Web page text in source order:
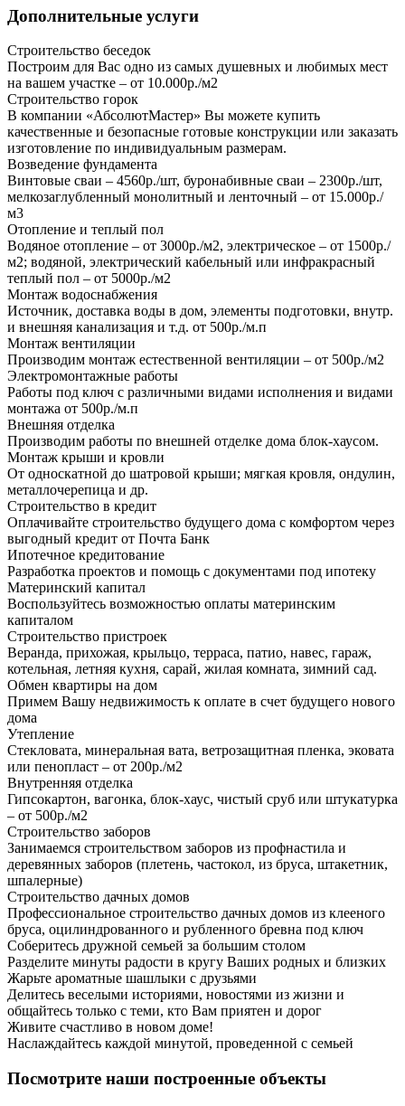
Дополнительные услуги
Строительство беседок
Построим для Вас одно из самых душевных и любимых мест
на вашем участке – от 10.000р./м2
Строительство горок
В компании «АбсолютМастер» Вы можете купить
качественные и безопасные готовые конструкции или заказать
изготовление по индивидуальным размерам.
Возведение фундамента
Винтовые сваи – 4560р./шт, буронабивные сваи – 2300р./шт,
мелкозаглубленный монолитный и ленточный – от 15.000р./
м3
Отопление и теплый пол
Водяное отопление – от 3000р./м2, электрическое – от 1500р./
м2; водяной, электрический кабельный или инфракрасный
теплый пол – от 5000р./м2
Монтаж водоснабжения
Источник, доставка воды в дом, элементы подготовки, внутр.
и внешняя канализация и т.д. от 500р./м.п
Монтаж вентиляции
Производим монтаж естественной вентиляции – от 500р./м2
Электромонтажные работы
Работы под ключ с различными видами исполнения и видами
монтажа от 500р./м.п
Внешняя отделка
Производим работы по внешней отделке дома блок-хаусом.
Монтаж крыши и кровли
От односкатной до шатровой крыши; мягкая кровля, ондулин,
металлочерепица и др.
Строительство в кредит
Оплачивайте строительство будущего дома с комфортом через
выгодный кредит от Почта Банк
Ипотечное кредитование
Разработка проектов и помощь с документами под ипотеку
Материнский капитал
Воспользуйтесь возможностью оплаты материнским
капиталом
Строительство пристроек
Веранда, прихожая, крыльцо, терраса, патио, навес, гараж,
котельная, летняя кухня, сарай, жилая комната, зимний сад.
Обмен квартиры на дом
Примем Вашу недвижимость к оплате в счет будущего нового
дома
Утепление
Стекловата, минеральная вата, ветрозащитная пленка, эковата
или пенопласт – от 200р./м2
Внутренняя отделка
Гипсокартон, вагонка, блок-хаус, чистый сруб или штукатурка
– от 500р./м2
Строительство заборов
Занимаемся строительством заборов из профнастила и
деревянных заборов (плетень, частокол, из бруса, штакетник,
шпалерные)
Строительство дачных домов
Профессиональное строительство дачных домов из клееного
бруса, оцилиндрованного и рубленного бревна под ключ
Соберитесь дружной семьей за большим столом
Разделите минуты радости в кругу Ваших родных и близких
Жарьте ароматные шашлыки с друзьями
Делитесь веселыми историями, новостями из жизни и
общайтесь только с теми, кто Вам приятен и дорог
Живите счастливо в новом доме!
Наслаждайтесь каждой минутой, проведенной с семьей
Посмотрите наши построенные объекты